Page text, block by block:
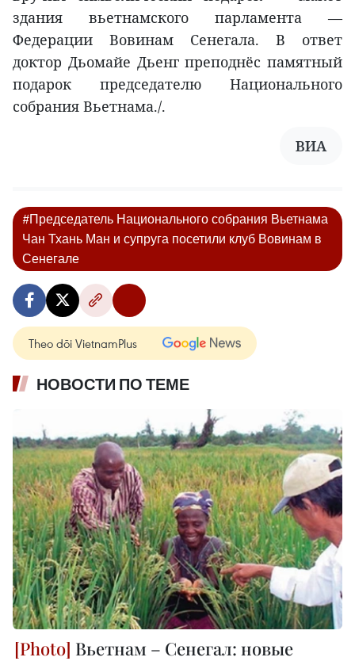
здания вьетнамского парламента —
Федерации Вовинам Сенегала. В ответ
доктор Дьомайе Дьенг преподнёс памятный
подарок председателю Национального
собрания Вьетнама./.
ВИА
#Председатель Национального собрания Вьетнама
Чан Тхань Ман и супруга посетили клуб Вовинам в
Сенегале
Theo dõi VietnamPlus
НОВОСТИ ПО ТЕМЕ
Вьетнам – Сенегал: новые